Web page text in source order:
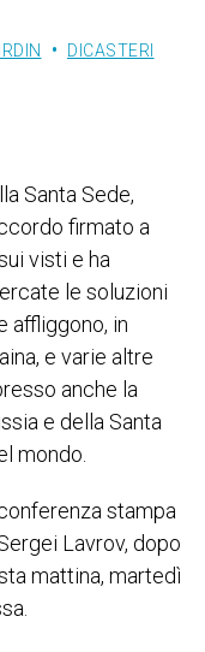
DICASTERI
Santa Sede,
firmato a
visti e ha
le soluzioni
affliggono, in
e varie altre
anche la
e della Santa
mondo.
stampa
Lavrov, dopo
mattina, martedì